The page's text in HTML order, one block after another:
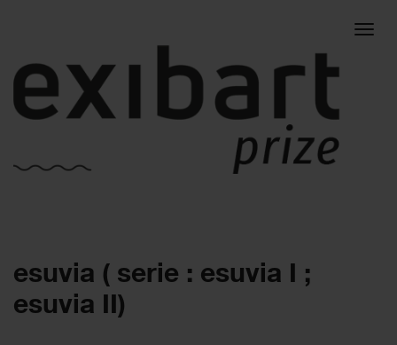
esuvia ( serie : esuvia I ;
esuvia II)